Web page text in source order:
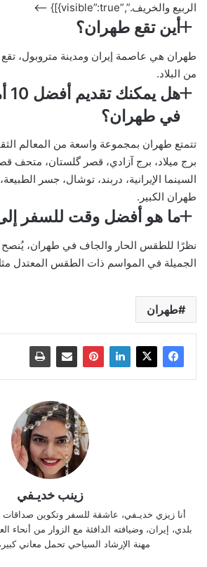
الربيع والخريف.”,”visible”:true}]} –>
أين تقع طهران؟
طهران هي عاصمة إيران ومدينة متروبول،
من البلاد.
في طهران؟
تتمتع طهران بمجموعة واسعة من المعالم
برج ميلاد، برج آزادي، قصر گلستان، متحف
السينما الإيرانية، دربند، توشال، جسر
طهران الكبير.
ما هو أفضل وقت للسفر
نظرًا للطقس الحار والجاف في طهران، يُنصح
الجميلة في المواسم ذات الطقس المعتدل
طهران
زينب خديـفي
أنا زيزي خديـفي، عاشقة للسفر وتكوين
بلدي، إيران، وضيافته الدافئة مع الزوار من أنحاء
مهنة الإرشاد السياحي تحمل معاني